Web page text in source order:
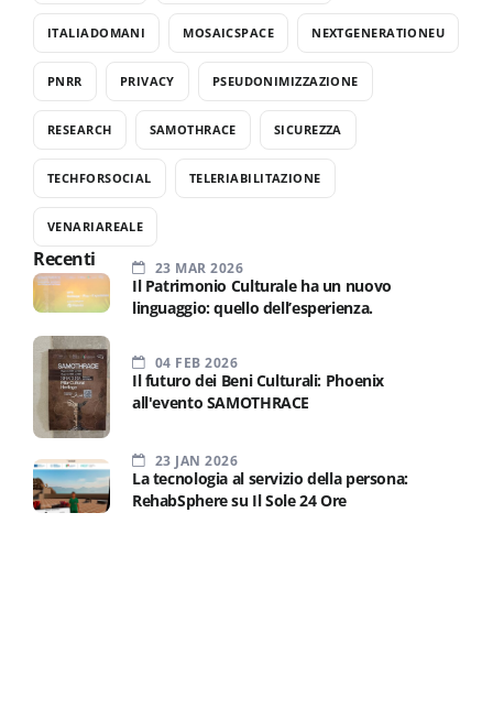
ITALIADOMANI MOSAICSPACE NEXTGENERATIONEU
PNRR PRIVACY PSEUDONIMIZZAZIONE
RESEARCH SAMOTHRACE SICUREZZA
TECHFORSOCIAL TELERIABILITAZIONE
VENARIAREALE
Recenti 23 MAR 2026
Il Patrimonio Culturale ha un nuovo
linguaggio: quello dell’esperienza.
04 FEB 2026
Il futuro dei Beni Culturali: Phoenix
all'evento SAMOTHRACE
23 JAN 2026
La tecnologia al servizio della persona:
RehabSphere su Il Sole 24 Ore